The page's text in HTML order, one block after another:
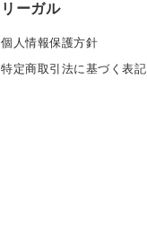
リーガル
個人情報保護方針
特定商取引法に基づく表記